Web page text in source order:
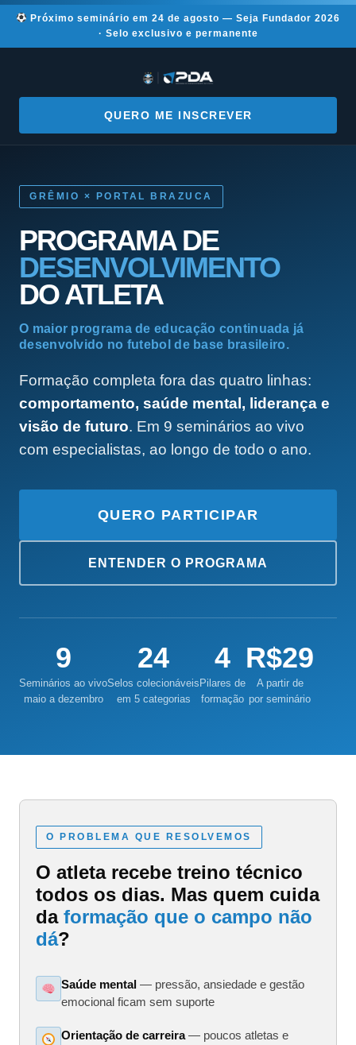
Próximo seminário em 24 de agosto — Seja Fundador 2026
· Selo exclusivo e permanente
QUERO ME INSCREVER
GRÊMIO × PORTAL BRAZUCA
PROGRAMA DE
DESENVOLVIMENTO
DO ATLETA
O maior programa de educação continuada já
desenvolvido no futebol de base brasileiro.
Formação completa fora das quatro linhas:
comportamento, saúde mental, liderança e
visão de futuro. Em 9 seminários ao vivo
com especialistas, ao longo de todo o ano.
QUERO PARTICIPAR
ENTENDER O PROGRAMA
9
Seminários ao vivo
maio a dezembro
24
Selos colecionáveis
em 5 categorias
4
Pilares de
formação
R$29
A partir de
por seminário
O PROBLEMA QUE RESOLVEMOS
O atleta recebe treino técnico
todos os dias. Mas quem cuida
da formação que o campo não
dá?
Saúde mental — pressão, ansiedade e gestão
emocional ficam sem suporte
Orientação de carreira— poucos atletas e